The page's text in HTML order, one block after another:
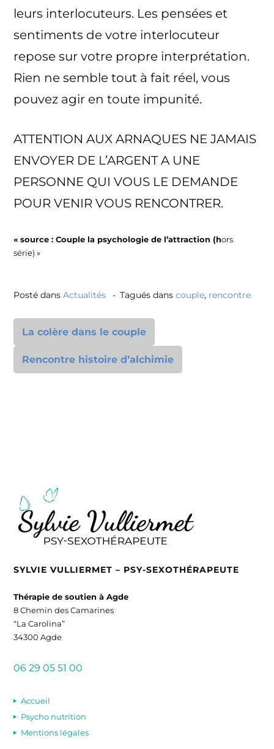
leurs interlocuteurs. Les pensées et
sentiments de votre interlocuteur
repose sur votre propre interprétation.
Rien ne semble tout à fait réel, vous
pouvez agir en toute impunité.
ATTENTION AUX ARNAQUES NE JAMAIS
ENVOYER DE L’ARGENT A UNE
PERSONNE QUI VOUS LE DEMANDE
POUR VENIR VOUS RENCONTRER.
« source : Couple la psychologie de l’attraction (hors
série) »
Posté dans Actualités Tagués dans couple, rencontre
La colère dans le couple
Rencontre histoire d’alchimie
SYLVIE VULLIERMET – PSY-SEXOTHÉRAPEUTE
Thérapie de soutien à Agde
8 Chemin des Camarines
“La Carolina”
34300 Agde
06 29 05 51 00
Accueil
Psycho nutrition
Mentions légales